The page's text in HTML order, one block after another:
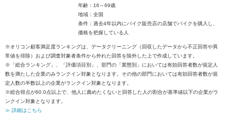
年齢：16～69歳
地域：全国
条件：過去4年以内にバイク販売店の店舗でバイクを購入し、
価格を把握している人
※オリコン顧客満足度ランキングは、データクリーニング（回収したデータから不正回答や異
常値を排除）および調査対象者条件から外れた回答を除外した上で作成しています。
※「総合ランキング」、「評価項目別」、部門の「業態別」においては有効回答者数が規定人
数を満たした企業のみランクイン対象となります。その他の部門においては有効回答者数が規
定人数の半数以上の企業がランクイン対象となります。
※総合得点が60.0点以上で、他人に薦めたくないと回答した人の割合が基準値以下の企業がラ
ンクイン対象となります。
≫ 詳細はこちら